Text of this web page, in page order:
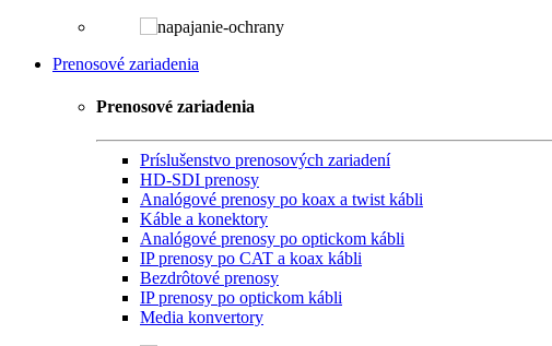
Prenosové zariadenia
Prenosové zariadenia
Príslušenstvo prenosových zariadení
HD-SDI prenosy
Analógové prenosy po koax a twist kábli
Káble a konektory
Analógové prenosy po optickom kábli
IP prenosy po CAT a koax kábli
Bezdrôtové prenosy
IP prenosy po optickom kábli
Media konvertory